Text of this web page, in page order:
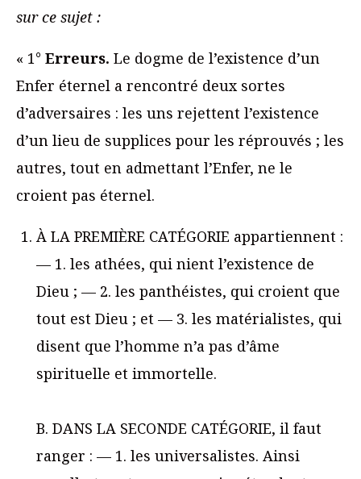
sur ce sujet :
« 1° Erreurs. Le dogme de l’existence d’un
Enfer éternel a rencontré deux sortes
d’adversaires : les uns rejettent l’existence
d’un lieu de supplices pour les réprouvés ; les
autres, tout en admettant l’Enfer, ne le
croient pas éternel.
À LA PREMIÈRE CATÉGORIE appartiennent :
— 1. les athées, qui nient l’existence de
Dieu ; — 2. les panthéistes, qui croient que
tout est Dieu ; et — 3. les matérialistes, qui
disent que l’homme n’a pas d’âme
spirituelle et immortelle.
B. DANS LA SECONDE CATÉGORIE, il faut
ranger : — 1. les universalistes. Ainsi